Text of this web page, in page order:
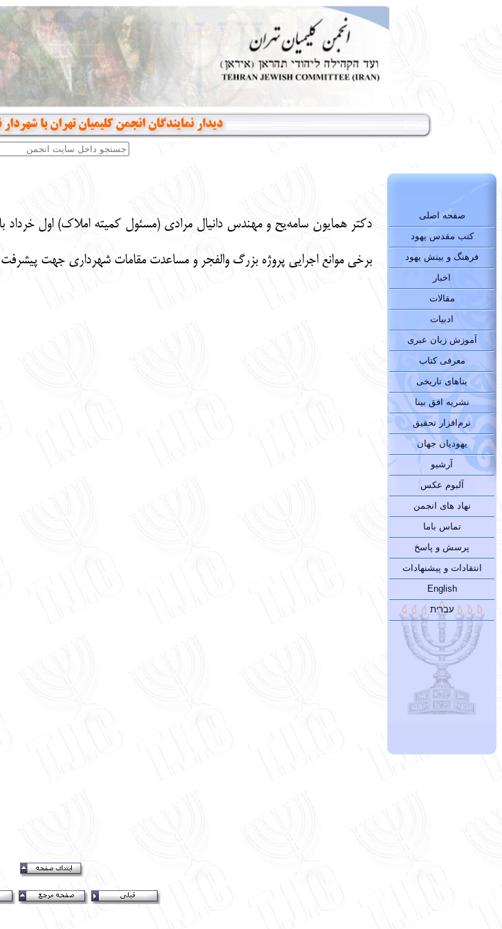
دیدار نمایندگان انجمن کلیمیان تهران با شهردار ناحیه 6 منطقه 6
صفحه اصلی
کتب مقدس یهود
فرهنگ و بینش یهود
اخبار
مقالات
ادبیات
آموزش زبان عبری
معرفی کتاب
بناهای تاریخی
نشریه افق بینا
نرم‌افزار تحقیق
یهودیان جهان
آرشیو
آلبوم عکس
نهاد های انجمن
تماس باما
پرسش و پاسخ
انتقادات و پیشنهادات
English
עברית
برخی موانع اجرایی پروژه بزرگ والفجر و مساعدت مقامات شهرداری جهت پیشرفت